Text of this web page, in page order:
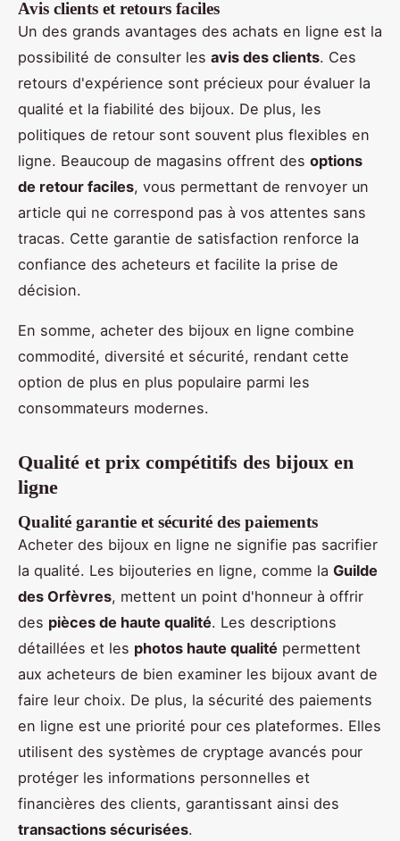
Avis clients et retours faciles
Un des grands avantages des achats en ligne est la
possibilité de consulter les avis des clients. Ces
retours d'expérience sont précieux pour évaluer la
qualité et la fiabilité des bijoux. De plus, les
politiques de retour sont souvent plus flexibles en
ligne. Beaucoup de magasins offrent des options
de retour faciles, vous permettant de renvoyer un
article qui ne correspond pas à vos attentes sans
tracas. Cette garantie de satisfaction renforce la
confiance des acheteurs et facilite la prise de
décision.
En somme, acheter des bijoux en ligne combine
commodité, diversité et sécurité, rendant cette
option de plus en plus populaire parmi les
consommateurs modernes.
Qualité et prix compétitifs des bijoux en
ligne
Qualité garantie et sécurité des paiements
Acheter des bijoux en ligne ne signifie pas sacrifier
la qualité. Les bijouteries en ligne, comme la Guilde
des Orfèvres, mettent un point d'honneur à offrir
des pièces de haute qualité. Les descriptions
détaillées et les photos haute qualité permettent
aux acheteurs de bien examiner les bijoux avant de
faire leur choix. De plus, la sécurité des paiements
en ligne est une priorité pour ces plateformes. Elles
utilisent des systèmes de cryptage avancés pour
protéger les informations personnelles et
financières des clients, garantissant ainsi des
transactions sécurisées.